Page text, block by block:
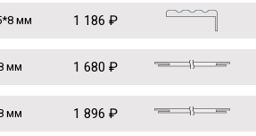
мм 1 186 ₽
мм 1 680 ₽
мм 1 896 ₽